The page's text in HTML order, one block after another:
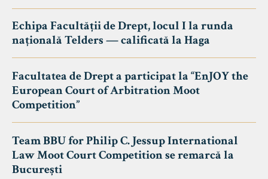
Echipa Facultății de Drept, locul I la runda
națională Telders — calificată la Haga
Facultatea de Drept a participat la “EnJOY the
European Court of Arbitration Moot
Competition”
Team BBU for Philip C. Jessup International
Law Moot Court Competition se remarcă la
București